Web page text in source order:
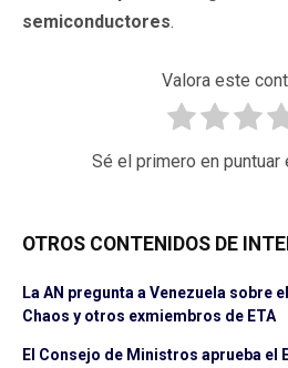
semiconductores.
Valora este
Sé el primero en puntuar
OTROS CONTENIDOS DE
La AN pregunta a Venezuela sobre
Chaos y otros exmiembros de ETA
El Consejo de Ministros aprueba el